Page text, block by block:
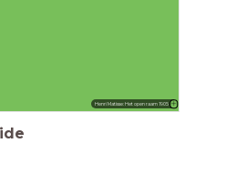
Henri Matisse: Het open raam 1905